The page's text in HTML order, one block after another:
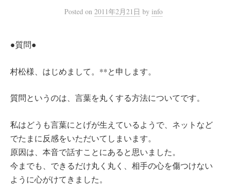
Posted on 2011年2月21日 by info
●質問●
村松様、はじめまして。**と申します。
質問というのは、言葉を丸くする方法についてです。
私はどうも言葉にとげが生えているようで、ネットなど
でたまに反感をいただいてしまいます。
原因は、本音で話すことにあると思いました。
今までも、できるだけ丸く丸く、相手の心を傷つけない
ように心がけてきました。